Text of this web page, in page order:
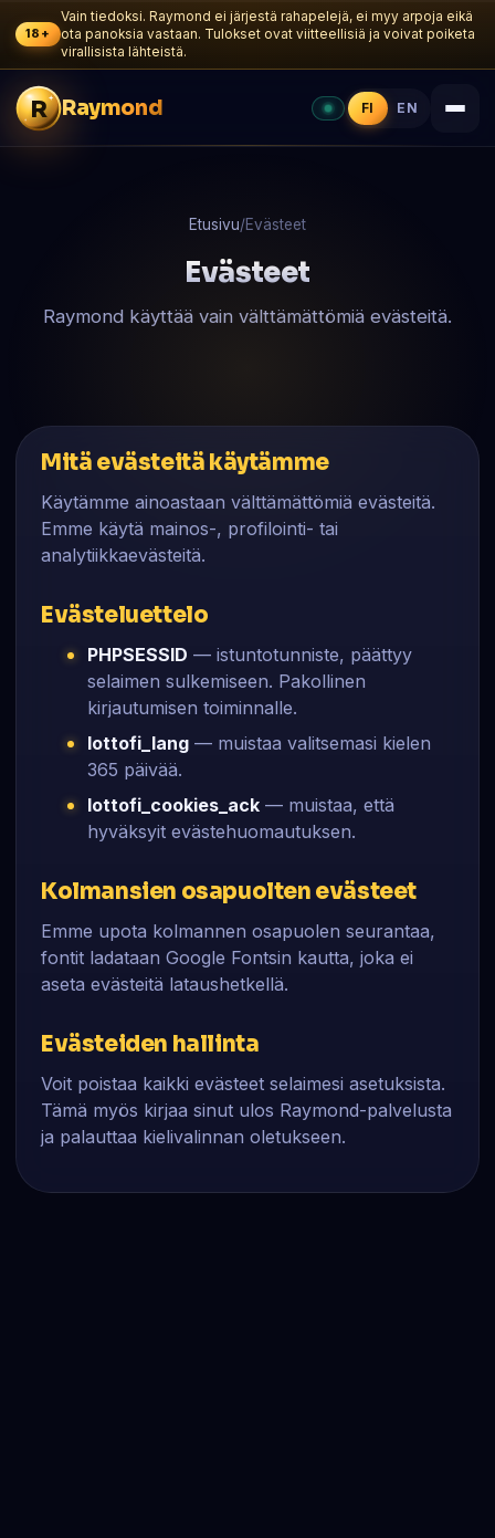
18+
Vain tiedoksi. Raymond ei järjestä rahapelejä, ei myy arpoja eikä
ota panoksia vastaan. Tulokset ovat viitteellisiä ja voivat poiketa
virallisista lähteistä.
R Raymond FI EN
Etusivu/Evästeet
Evästeet
Raymond käyttää vain välttämättömiä evästeitä.
Mitä evästeitä käytämme
Käytämme ainoastaan välttämättömiä evästeitä.
Emme käytä mainos-, profilointi- tai
analytiikkaevästeitä.
Evästeluettelo
PHPSESSID — istuntotunniste, päättyy
selaimen sulkemiseen. Pakollinen
kirjautumisen toiminnalle.
lottofi_lang — muistaa valitsemasi kielen
365 päivää.
lottofi_cookies_ack — muistaa, että
hyväksyit evästehuomautuksen.
Kolmansien osapuolten evästeet
Emme upota kolmannen osapuolen seurantaa,
fontit ladataan Google Fontsin kautta, joka ei
aseta evästeitä lataushetkellä.
Evästeiden hallinta
Voit poistaa kaikki evästeet selaimesi asetuksista.
Tämä myös kirjaa sinut ulos Raymond-palvelusta
ja palauttaa kielivalinnan oletukseen.